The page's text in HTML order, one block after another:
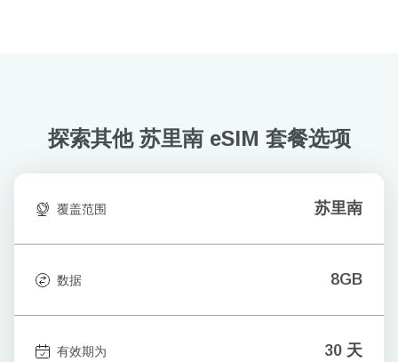
探索其他 苏里南 eSIM 套餐选项
覆盖范围 苏里南
数据 8GB
有效期为 30 天